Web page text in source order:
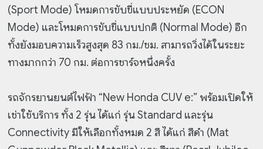
(Sport Mode) โหมดการขับขี่แบบประหยัด (ECON
Mode) และโหมดการขับขี่แบบปกติ (Normal Mode) อีก
ทั้งยังมอบความเร็วสูงสุด 83 กม./ชม. สามารถวิ่งได้ในระยะ
ทางมากกว่า 70 กม. ต่อการชาร์จหนึ่งครั้ง
รถจักรยานยนต์ไฟฟ้า “New Honda CUV e:” พร้อมเปิดให้
เช่าใช้บริการ ทั้ง 2 รุ่น ได้แก่ รุ่น Standard และรุ่น
Connectivity มีให้เลือกทั้งหมด 2 สี ได้แก่ สีดำ (Mat